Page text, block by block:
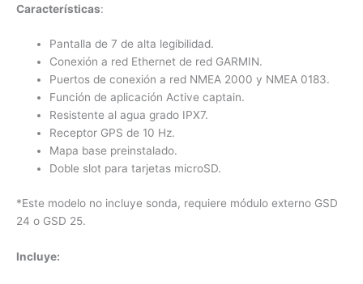
Características:
Pantalla de 7 de alta legibilidad.
Conexión a red Ethernet de red GARMIN.
Puertos de conexión a red NMEA 2000 y NMEA 0183.
Función de aplicación Active captain.
Resistente al agua grado IPX7.
Receptor GPS de 10 Hz.
Mapa base preinstalado.
Doble slot para tarjetas microSD.
*Este modelo no incluye sonda, requiere módulo externo GSD
24 o GSD 25.
Incluye: